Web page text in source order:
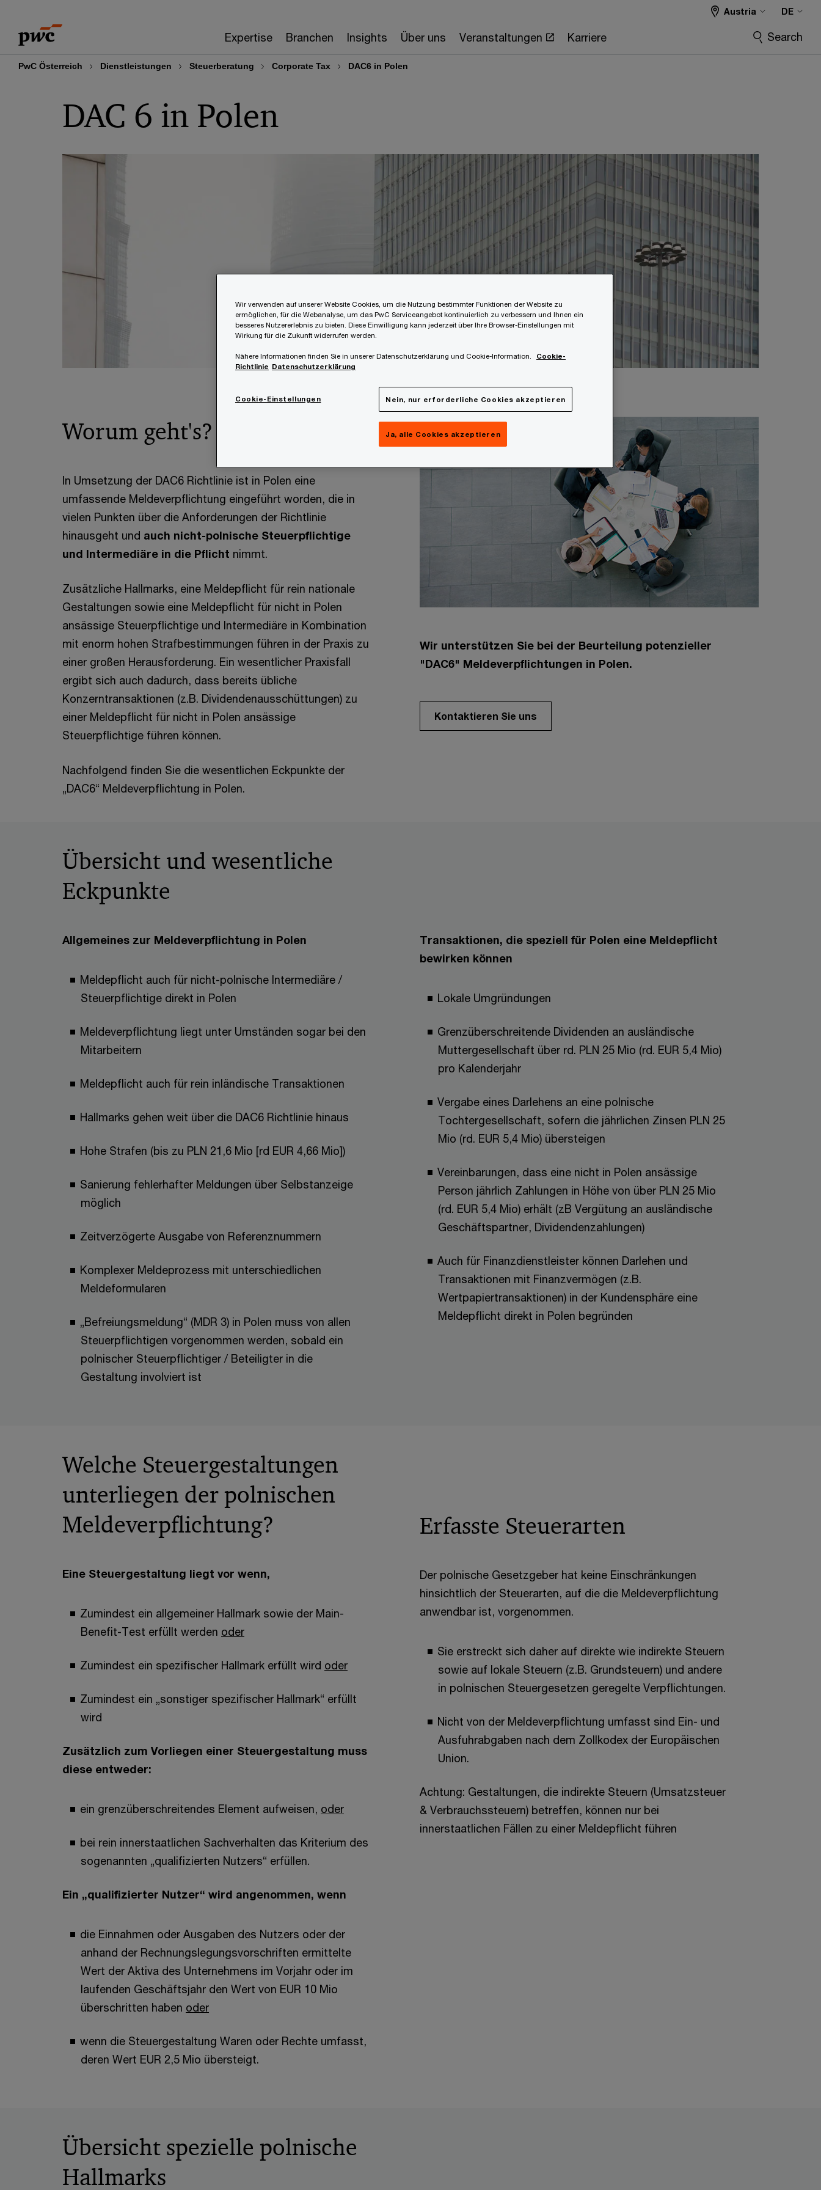
content
footer
Expertise Branchen Insights Über uns Veranstaltungen Karriere
Austria DE
Search
PwC Österreich Dienstleistungen Steuerberatung Corporate Tax DAC6 in Polen
DAC 6 in Polen
Worum geht's?
In Umsetzung der DAC6 Richtlinie ist in Polen eine
umfassende Meldeverpflichtung eingeführt worden, die in
vielen Punkten über die Anforderungen der Richtlinie
hinausgeht und auch nicht-polnische Steuerpflichtige
und Intermediäre in die Pflicht nimmt.
Zusätzliche Hallmarks, eine Meldepflicht für rein nationale
Gestaltungen sowie eine Meldepflicht für nicht in Polen
ansässige Steuerpflichtige und Intermediäre in Kombination
mit enorm hohen Strafbestimmungen führen in der Praxis zu
einer großen Herausforderung. Ein wesentlicher Praxisfall
ergibt sich auch dadurch, dass bereits übliche
Konzerntransaktionen (z.B. Dividendenausschüttungen) zu
einer Meldepflicht für nicht in Polen ansässige
Steuerpflichtige führen können.
Nachfolgend finden Sie die wesentlichen Eckpunkte der
„DAC6“ Meldeverpflichtung in Polen.
Wir unterstützen Sie bei der Beurteilung potenzieller
"DAC6" Meldeverpflichtungen in Polen.
Kontaktieren Sie uns
Übersicht und wesentliche
Eckpunkte
Allgemeines zur Meldeverpflichtung in Polen
Meldepflicht auch für nicht-polnische Intermediäre /
Steuerpflichtige direkt in Polen
Meldeverpflichtung liegt unter Umständen sogar bei den
Mitarbeitern
Meldepflicht auch für rein inländische Transaktionen
Hallmarks gehen weit über die DAC6 Richtlinie hinaus
Hohe Strafen (bis zu PLN 21,6 Mio [rd EUR 4,66 Mio])
Sanierung fehlerhafter Meldungen über Selbstanzeige
möglich
Zeitverzögerte Ausgabe von Referenznummern
Komplexer Meldeprozess mit unterschiedlichen
Meldeformularen
„Befreiungsmeldung“ (MDR 3) in Polen muss von allen
Steuerpflichtigen vorgenommen werden, sobald ein
polnischer Steuerpflichtiger / Beteiligter in die
Gestaltung involviert ist
Transaktionen, die speziell für Polen eine Meldepflicht
bewirken können
Lokale Umgründungen
Grenzüberschreitende Dividenden an ausländische
Muttergesellschaft über rd. PLN 25 Mio (rd. EUR 5,4 Mio)
pro Kalenderjahr
Vergabe eines Darlehens an eine polnische
Tochtergesellschaft, sofern die jährlichen Zinsen PLN 25
Mio (rd. EUR 5,4 Mio) übersteigen
Vereinbarungen, dass eine nicht in Polen ansässige
Person jährlich Zahlungen in Höhe von über PLN 25 Mio
(rd. EUR 5,4 Mio) erhält (zB Vergütung an ausländische
Geschäftspartner, Dividendenzahlungen)
Auch für Finanzdienstleister können Darlehen und
Transaktionen mit Finanzvermögen (z.B.
Wertpapiertransaktionen) in der Kundensphäre eine
Meldepflicht direkt in Polen begründen
Welche Steuergestaltungen
unterliegen der polnischen
Meldeverpflichtung?
Eine Steuergestaltung liegt vor wenn,
Zumindest ein allgemeiner Hallmark sowie der Main-
Benefit-Test erfüllt werden oder
Zumindest ein spezifischer Hallmark erfüllt wird oder
Zumindest ein „sonstiger spezifischer Hallmark“ erfüllt
wird
Zusätzlich zum Vorliegen einer Steuergestaltung muss
diese entweder:
ein grenzüberschreitendes Element aufweisen, oder
bei rein innerstaatlichen Sachverhalten das Kriterium des
sogenannten „qualifizierten Nutzers“ erfüllen.
Ein „qualifizierter Nutzer“ wird angenommen, wenn
die Einnahmen oder Ausgaben des Nutzers oder der
anhand der Rechnungslegungsvorschriften ermittelte
Wert der Aktiva des Unternehmens im Vorjahr oder im
laufenden Geschäftsjahr den Wert von EUR 10 Mio
überschritten haben oder
wenn die Steuergestaltung Waren oder Rechte umfasst,
deren Wert EUR 2,5 Mio übersteigt.
Erfasste Steuerarten
Der polnische Gesetzgeber hat keine Einschränkungen
hinsichtlich der Steuerarten, auf die die Meldeverpflichtung
anwendbar ist, vorgenommen.
Sie erstreckt sich daher auf direkte wie indirekte Steuern
sowie auf lokale Steuern (z.B. Grundsteuern) und andere
in polnischen Steuergesetzen geregelte Verpflichtungen.
Nicht von der Meldeverpflichtung umfasst sind Ein- und
Ausfuhrabgaben nach dem Zollkodex der Europäischen
Union.
Achtung: Gestaltungen, die indirekte Steuern (Umsatzsteuer
& Verbrauchssteuern) betreffen, können nur bei
innerstaatlichen Fällen zu einer Meldepflicht führen
Übersicht spezielle polnische
Hallmarks
Wir verwenden auf unserer Website Cookies, um die Nutzung bestimmter Funktionen der Website zu
ermöglichen, für die Webanalyse, um das PwC Serviceangebot kontinuierlich zu verbessern und Ihnen ein
besseres Nutzererlebnis zu bieten. Diese Einwilligung kann jederzeit über Ihre Browser-Einstellungen mit
Wirkung für die Zukunft widerrufen werden.
Nähere Informationen finden Sie in unserer Datenschutzerklärung und Cookie-Information.
Cookie-
Richtlinie Datenschutzerklärung
Cookie-Einstellungen Nein, nur erforderliche Cookies akzeptieren
Ja, alle Cookies akzeptieren